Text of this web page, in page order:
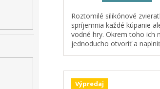
Roztomilé silikónové
spríjemnia každé kúpanie
vodné hry. Okrem toho ich
jednoducho otvoriť a naplniť
senzorické...
Výpredaj